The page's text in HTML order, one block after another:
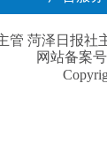
管 菏泽日报社
网站备案